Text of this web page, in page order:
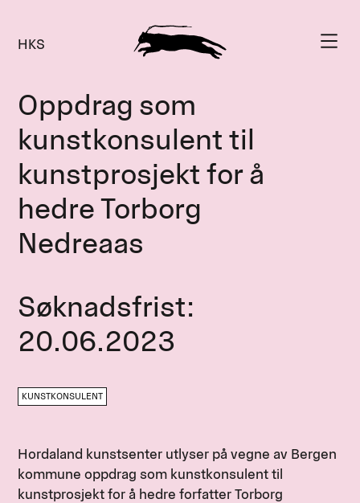
HKS
Oppdrag som
kunstkonsulent til
kunstprosjekt for å
hedre Torborg
Nedreaas
Søknadsfrist:
20.06.2023
KUNSTKONSULENT
Hordaland kunstsenter utlyser på vegne av Bergen
kommune oppdrag som kunstkonsulent til
kunstprosjekt for å hedre forfatter Torborg